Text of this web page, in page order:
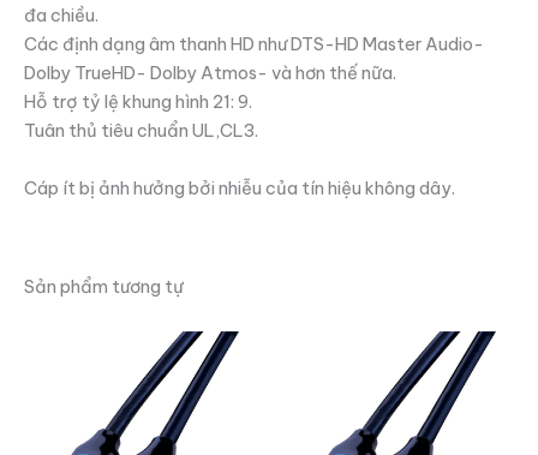
đa chiều.
Các định dạng âm thanh HD như DTS-HD Master Audio-
Dolby TrueHD- Dolby Atmos- và hơn thế nữa.
Hỗ trợ tỷ lệ khung hình 21: 9.
Tuân thủ tiêu chuẩn UL,CL3.
Cáp ít bị ảnh hưởng bởi nhiễu của tín hiệu không dây.
Sản phẩm tương tự